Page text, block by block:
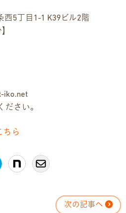
5丁目1-1 K39ビル2階
iko.net
ださい。
ちら
次の記事へ